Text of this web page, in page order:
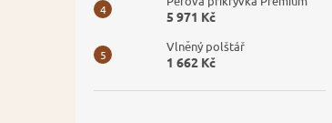
5 971 Kč
Vlněný polštář
1 662 Kč